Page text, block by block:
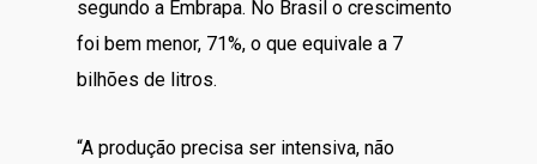
segundo a Embrapa. No Brasil o crescimento
foi bem menor, 71%, o que equivale a 7
bilhões de litros.
“A produção precisa ser intensiva, não